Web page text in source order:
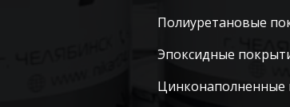
Полиуретановые
Эпоксидные
Цинконаполненные